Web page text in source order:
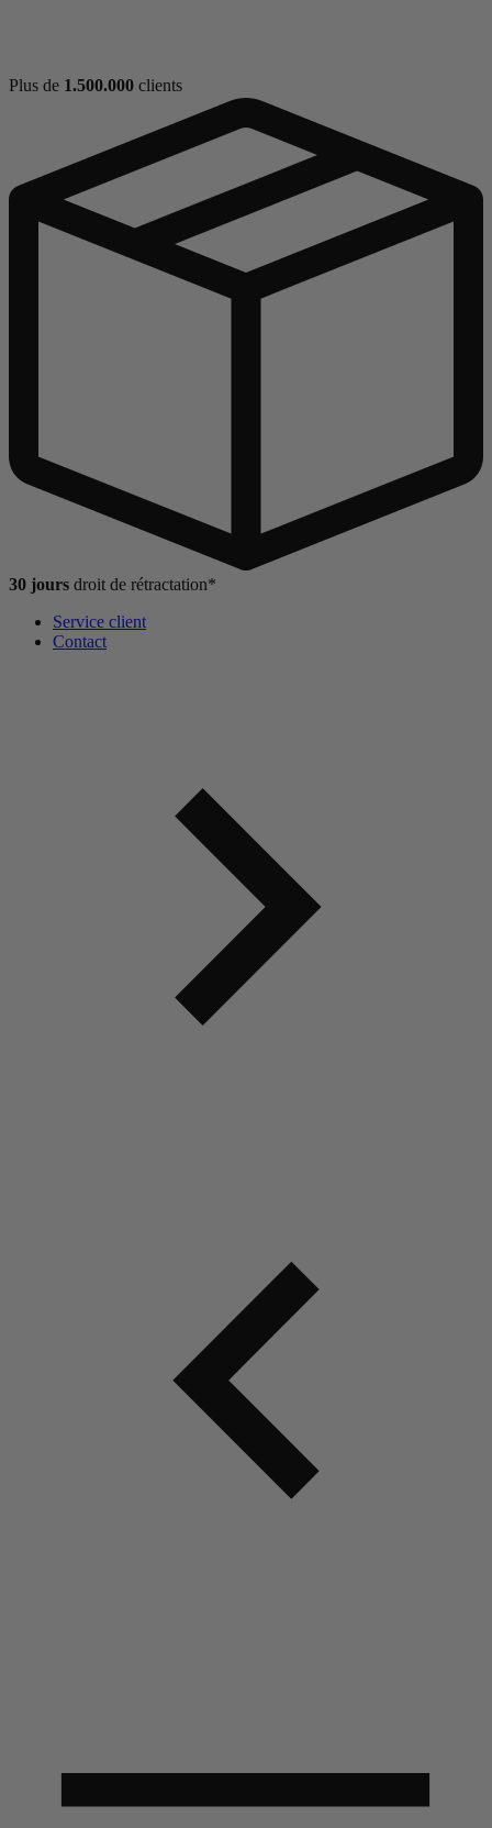
Plus de 1.500.000 clients
30 jours droit de rétractation*
Service client
Contact